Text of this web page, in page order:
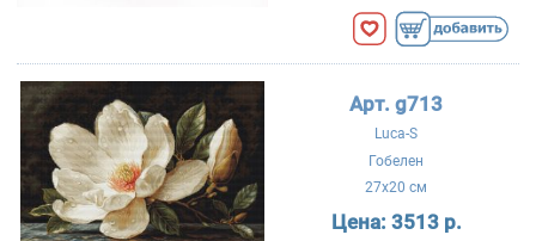
Арт. g713
Luca-S
Гобелен
27x20 см
Цена: 3513 р.